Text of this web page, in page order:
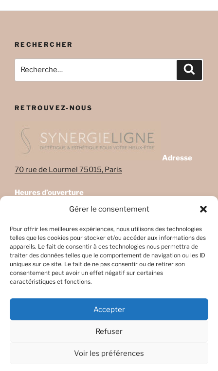
Gérer le consentement
Pour offrir les meilleures expériences, nous utilisons des technologies
telles que les cookies pour stocker et/ou accéder aux informations des
appareils. Le fait de consentir à ces technologies nous permettra de
traiter des données telles que le comportement de navigation ou les ID
uniques sur ce site. Le fait de ne pas consentir ou de retirer son
consentement peut avoir un effet négatif sur certaines
caractéristiques et fonctions.
Accepter
Refuser
Voir les préférences
RECHERCHER
pour
RETROUVEZ-NOUS
Adresse
70 rue de Lourmel 75015, Paris
Heures d’ouverture
Lundi: 08:45–22:00
Mercredi: Fermé
Jeudi: 08:45-17h45
Vendredi: 08:45-17h45
Samedi: Fermé
Dimanche: Fermé